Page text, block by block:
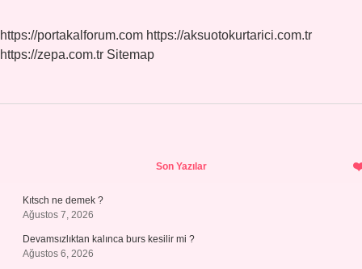
https://portakalforum.com https://aksuotokurtarici.com.tr
https://zepa.com.tr Sitemap
Son Yazılar
Kıtsch ne demek ?
Ağustos 7, 2026
Devamsızlıktan kalınca burs kesilir mi ?
Ağustos 6, 2026